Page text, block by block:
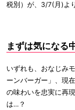
税別）が、3/7(月)よ
まずは気になる
いずれも、おなじみ
ーンバーガー」、現
の味わいを忠実に再
は…？